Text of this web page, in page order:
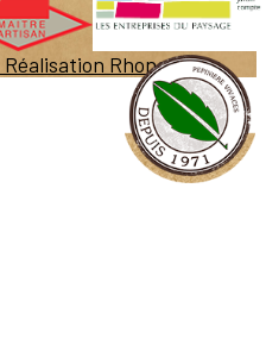
Réalisation Rhonalpcom